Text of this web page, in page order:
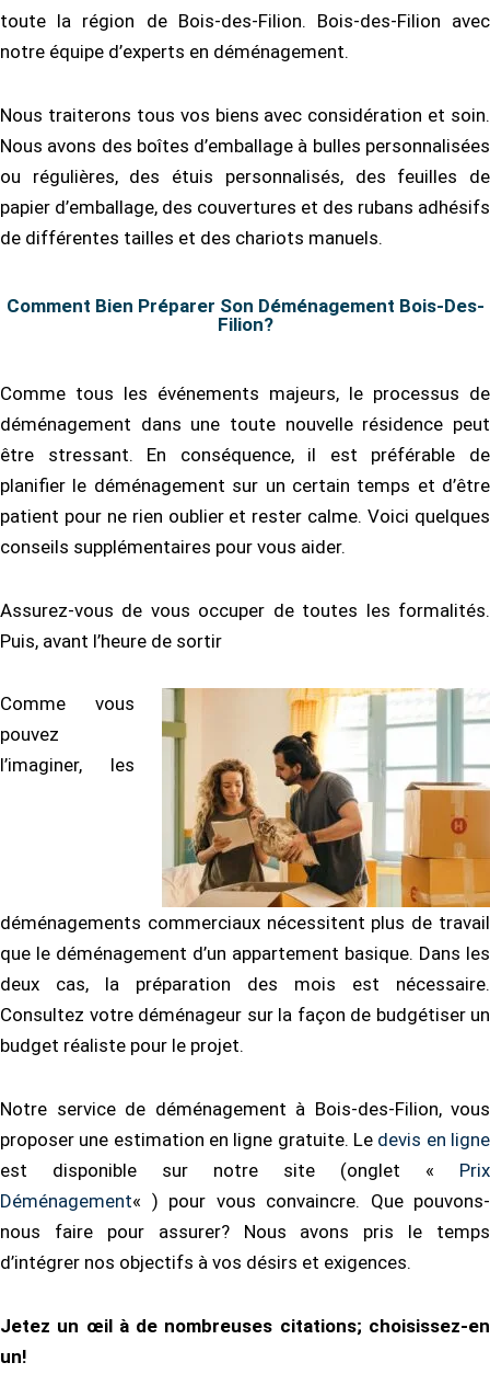
toute la région de Bois-des-Filion. Bois-des-Filion avec
notre équipe d’experts en déménagement.
Nous traiterons tous vos biens avec considération et soin.
Nous avons des boîtes d’emballage à bulles personnalisées
ou régulières, des étuis personnalisés, des feuilles de
papier d’emballage, des couvertures et des rubans adhésifs
de différentes tailles et des chariots manuels.
Comment Bien Préparer Son Déménagement Bois-Des-
Filion?
Comme tous les événements majeurs, le processus de
déménagement dans une toute nouvelle résidence peut
être stressant. En conséquence, il est préférable de
planifier le déménagement sur un certain temps et d’être
patient pour ne rien oublier et rester calme. Voici quelques
conseils supplémentaires pour vous aider.
Assurez-vous de vous occuper de toutes les formalités.
Puis, avant l’heure de sortir
Comme vous
pouvez
l’imaginer, les
déménagements commerciaux nécessitent plus de travail
que le déménagement d’un appartement basique. Dans les
deux cas, la préparation des mois est nécessaire.
Consultez votre déménageur sur la façon de budgétiser un
budget réaliste pour le projet.
Notre service de déménagement à Bois-des-Filion, vous
proposer une estimation en ligne gratuite. Le devis en ligne
est disponible sur notre site (onglet « Prix
Déménagement« ) pour vous convaincre. Que pouvons-
nous faire pour assurer? Nous avons pris le temps
d’intégrer nos objectifs à vos désirs et exigences.
Jetez un œil à de nombreuses citations; choisissez-en
un!